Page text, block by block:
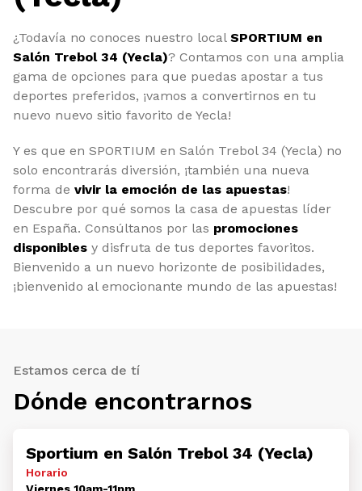
¿Todavía no conoces nuestro local SPORTIUM en
Salón Trebol 34 (Yecla)? Contamos con una amplia
gama de opciones para que puedas apostar a tus
deportes preferidos, ¡vamos a convertirnos en tu
nuevo nuevo sitio favorito de Yecla!
Y es que en SPORTIUM en Salón Trebol 34 (Yecla) no
solo encontrarás diversión, ¡también una nueva
forma de vivir la emoción de las apuestas!
Descubre por qué somos la casa de apuestas líder
en España. Consúltanos por las promociones
disponibles y disfruta de tus deportes favoritos.
Bienvenido a un nuevo horizonte de posibilidades,
¡bienvenido al emocionante mundo de las apuestas!
Estamos cerca de tí
Dónde encontrarnos
Sportium en Salón Trebol 34 (Yecla)
Horario